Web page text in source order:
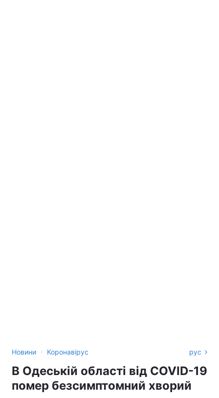
Новини › Коронавірус рус
В Одеській області від COVID-19
помер безсимптомний хворий